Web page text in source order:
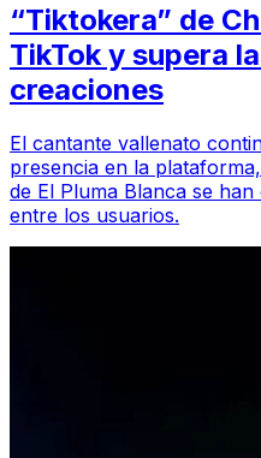
“Tiktokera” de
TikTok y supera
creaciones
El cantante vallenato
presencia en la
de El Pluma Blanca se
entre los usuarios.